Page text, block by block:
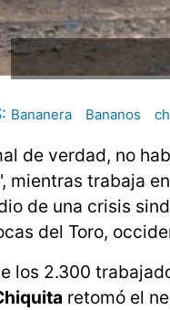
Bananera Bananos
de verdad, no
mientras trabaja
de una crisis
del Toro,
los 2.300
retomó el